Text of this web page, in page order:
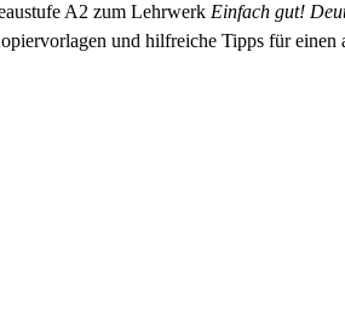
A2 zum Lehrwerk Einfach gut!
und hilfreiche Tipps für